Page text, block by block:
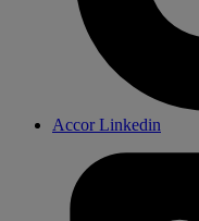
Accor Linkedin